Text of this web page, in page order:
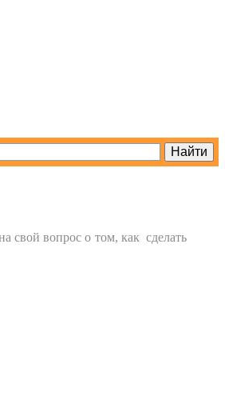
свой вопрос о том, как сделать